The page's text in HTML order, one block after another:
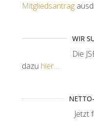
Mitgliedsantrag
WIR
Die
dazu hier…
Jetzt